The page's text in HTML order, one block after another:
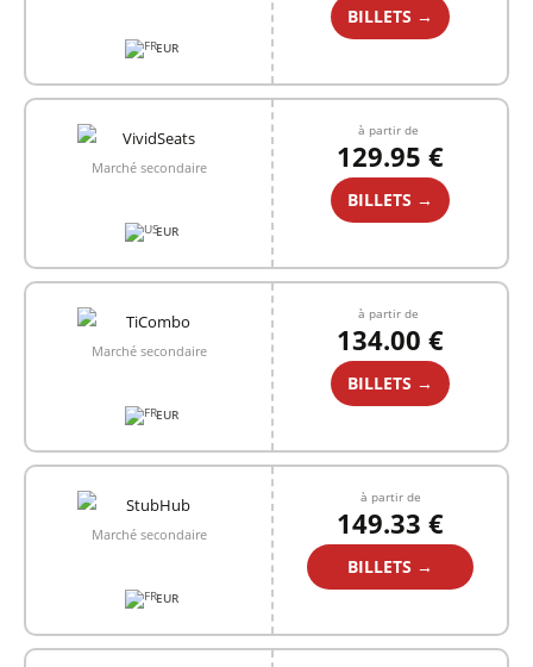
EUR
BILLETS →
Marché secondaire
EUR
à partir de
129.95 €
BILLETS →
Marché secondaire
EUR
à partir de
134.00 €
BILLETS →
Marché secondaire
EUR
à partir de
149.33 €
BILLETS →